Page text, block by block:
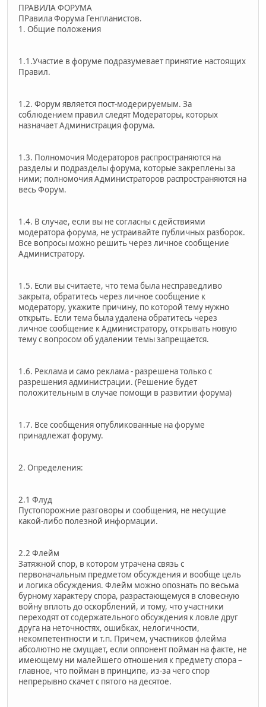
ПРАВИЛА ФОРУМА
ПРавила Форума Генпланистов.
1. Общие положения
1.1.Участие в форуме подразумевает принятие настоящих
Правил.
1.2. Форум является пост-модерируемым. За
соблюдением правил следят Модераторы, которых
назначает Администрация форума.
1.3. Полномочия Модераторов распространяются на
разделы и подразделы форума, которые закреплены за
ними; полномочия Администраторов распространяются на
весь Форум.
1.4. В случае, если вы не согласны с действиями
модератора форума, не устраивайте публичных разборок.
Все вопросы можно решить через личное сообщение
Администратору.
1.5. Если вы считаете, что тема была несправедливо
закрыта, обратитесь через личное сообщение к
модератору, укажите причину, по которой тему нужно
открыть. Если тема была удалена обратитесь через
личное сообщение к Администратору, открывать новую
тему с вопросом об удалении темы запрещается.
1.6. Реклама и само реклама - разрешена только с
разрешения администрации. (Решение будет
положительным в случае помощи в развитии форума)
1.7. Все сообщения опубликованные на форуме
принадлежат форуму.
2. Определения:
2.1 Флуд
Пустопорожние разговоры и сообщения, не несущие
какой-либо полезной информации.
2.2 Флейм
Затяжной спор, в котором утрачена связь с
первоначальным предметом обсуждения и вообще цель
и логика обсуждения. Флейм можно опознать по весьма
бурному характеру спора, разрастающемуся в словесную
войну вплоть до оскорблений, и тому, что участники
переходят от содержательного обсуждения к ловле друг
друга на неточностях, ошибках, нелогичности,
некомпетентности и т.п. Причем, участников флейма
абсолютно не смущает, если оппонент пойман на факте, не
имеющему ни малейшего отношения к предмету спора –
главное, что пойман в принципе, из-за чего спор
непрерывно скачет с пятого на десятое.